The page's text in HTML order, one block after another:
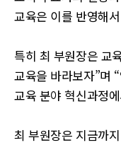
교육은 이를 반영해
특히 최 부원장은 교
교육을 바라보자”며
교육 분야 혁신과정
최 부원장은 지금까